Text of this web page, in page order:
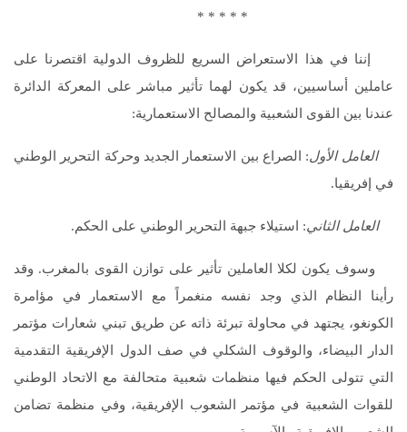
* * * * *
إننا في هذا الاستعراض السريع للظروف الدولية اقتصرنا على
عاملين أساسيين، قد يكون لهما تأثير مباشر على المعركة الدائرة
عندنا بين القوى الشعبية والمصالح الاستعمارية:
العامل الأول: الصراع بين الاستعمار الجديد وحركة التحرير الوطني
في إفريقيا.
العامل الثاني: استيلاء جبهة التحرير الوطني على الحكم.
وسوف يكون لكلا العاملين تأثير على توازن القوى بالمغرب. وقد
رأينا النظام الذي وجد نفسه منغمراً مع الاستعمار في مؤامرة
الكونغو، يجتهد في محاولة تبرئة ذاته عن طريق تبني شعارات مؤتمر
الدار البيضاء، والوقوف الشكلي في صف الدول الإفريقية التقدمية
التي تتولى الحكم فيها منظمات شعبية متحالفة مع الاتحاد الوطني
للقوات الشعبية في مؤتمر الشعوب الإفريقية، وفي منظمة تضامن